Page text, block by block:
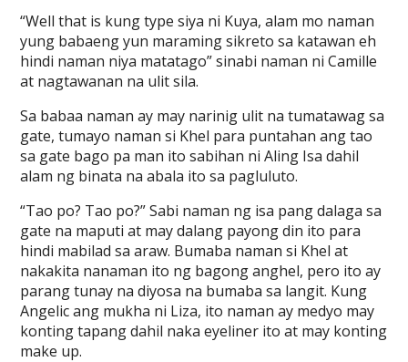
“Well that is kung type siya ni Kuya, alam mo naman
yung babaeng yun maraming sikreto sa katawan eh
hindi naman niya matatago” sinabi naman ni Camille
at nagtawanan na ulit sila.
Sa babaa naman ay may narinig ulit na tumatawag sa
gate, tumayo naman si Khel para puntahan ang tao
sa gate bago pa man ito sabihan ni Aling Isa dahil
alam ng binata na abala ito sa pagluluto.
“Tao po? Tao po?” Sabi naman ng isa pang dalaga sa
gate na maputi at may dalang payong din ito para
hindi mabilad sa araw. Bumaba naman si Khel at
nakakita nanaman ito ng bagong anghel, pero ito ay
parang tunay na diyosa na bumaba sa langit. Kung
Angelic ang mukha ni Liza, ito naman ay medyo may
konting tapang dahil naka eyeliner ito at may konting
make up.